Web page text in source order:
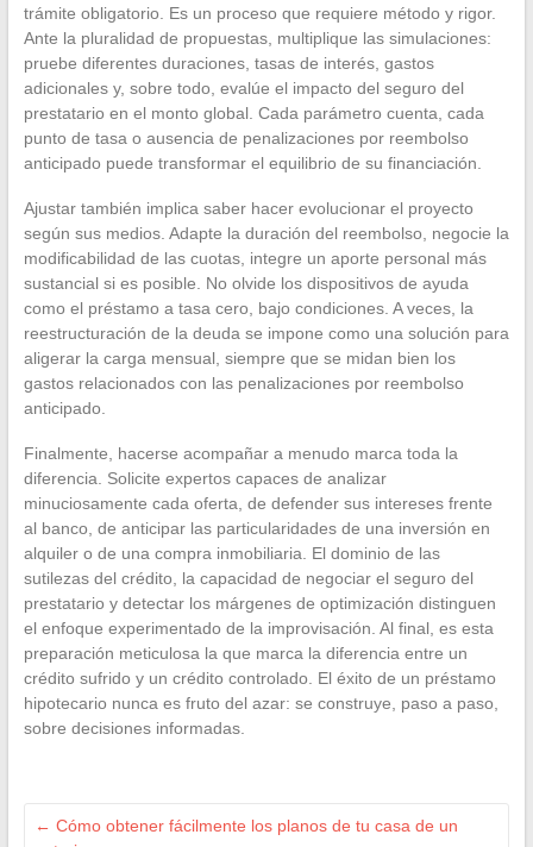
trámite obligatorio. Es un proceso que requiere método y rigor.
Ante la pluralidad de propuestas, multiplique las simulaciones:
pruebe diferentes duraciones, tasas de interés, gastos
adicionales y, sobre todo, evalúe el impacto del seguro del
prestatario en el monto global. Cada parámetro cuenta, cada
punto de tasa o ausencia de penalizaciones por reembolso
anticipado puede transformar el equilibrio de su financiación.
Ajustar también implica saber hacer evolucionar el proyecto
según sus medios. Adapte la duración del reembolso, negocie la
modificabilidad de las cuotas, integre un aporte personal más
sustancial si es posible. No olvide los dispositivos de ayuda
como el préstamo a tasa cero, bajo condiciones. A veces, la
reestructuración de la deuda se impone como una solución para
aligerar la carga mensual, siempre que se midan bien los
gastos relacionados con las penalizaciones por reembolso
anticipado.
Finalmente, hacerse acompañar a menudo marca toda la
diferencia. Solicite expertos capaces de analizar
minuciosamente cada oferta, de defender sus intereses frente
al banco, de anticipar las particularidades de una inversión en
alquiler o de una compra inmobiliaria. El dominio de las
sutilezas del crédito, la capacidad de negociar el seguro del
prestatario y detectar los márgenes de optimización distinguen
el enfoque experimentado de la improvisación. Al final, es esta
preparación meticulosa la que marca la diferencia entre un
crédito sufrido y un crédito controlado. El éxito de un préstamo
hipotecario nunca es fruto del azar: se construye, paso a paso,
sobre decisiones informadas.
← Cómo obtener fácilmente los planos de tu casa de un